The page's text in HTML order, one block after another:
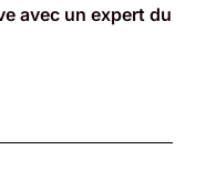
avec un expert du